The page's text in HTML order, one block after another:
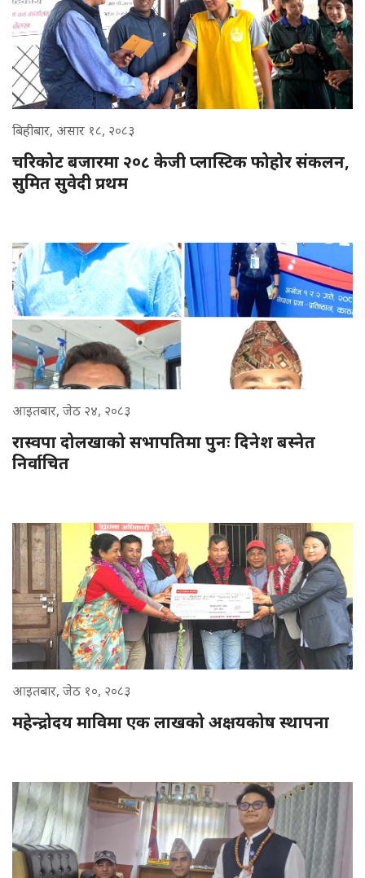
बिहीबार, असार १८, २०८३
चरिकोट बजारमा २०८ केजी प्लास्टिक फोहोर संकलन,
सुमित सुवेदी प्रथम
आइतबार, जेठ २४, २०८३
रास्वपा दोलखाको सभापतिमा पुनः दिनेश बस्नेत
निर्वाचित
आइतबार, जेठ १०, २०८३
महेन्द्रोदय माविमा एक लाखको अक्षयकोष स्थापना